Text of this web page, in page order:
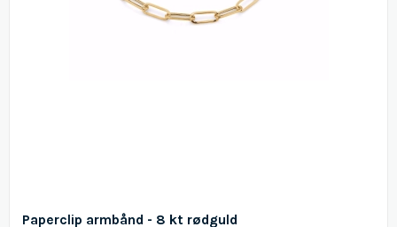
Paperclip armbånd - 8 kt rødguld